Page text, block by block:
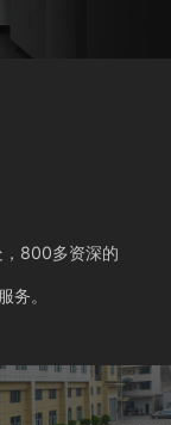
，800多资深的
务。